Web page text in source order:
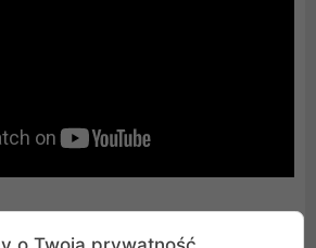
jakiej świat nie